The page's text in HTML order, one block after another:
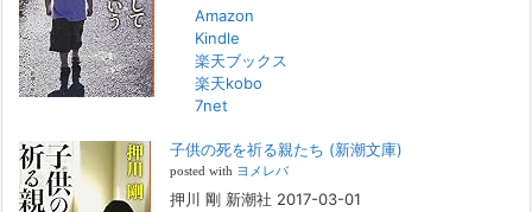
FBS福岡放送『目撃者f』出演情報
2022年2月27日
本日（日曜）深夜1時25分～FBS福岡放送『目撃者f』で、（株）トキワ
されます。「俺がつなげてやる～コワモテ“説得屋”の生き様～」続きを
[...]
Amazon
Kindle
楽天ブックス
楽天kobo
7net
子供の死を祈る親たち (新潮文庫)
posted with ヨメレバ
押川 剛 新潮社 2017-03-01